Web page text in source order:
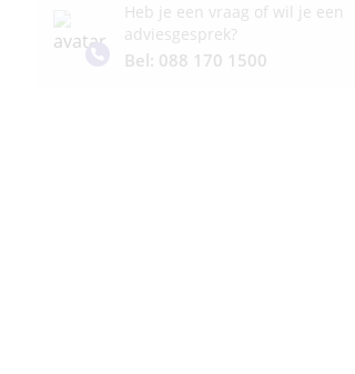
Heb je een vraag of wil je een
adviesgesprek?
Bel: 088 170 1500